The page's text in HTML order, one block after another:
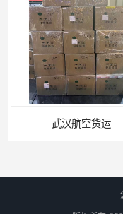
武汉航空货运